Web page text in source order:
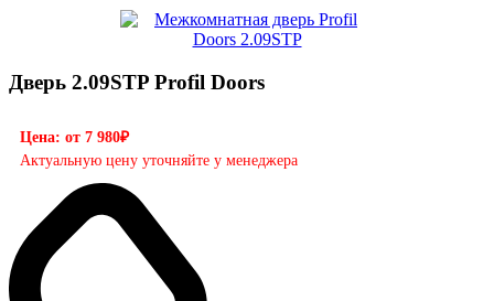
Дверь 2.09STP Profil Doors
Цена: от 7 980₽
Актуальную цену уточняйте у менеджера